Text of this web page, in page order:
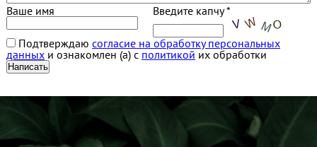
Ваше имя Введите капчу *
Подтверждаю согласие на обработку персональных
данныхи ознакомлен (а) с политикой их обработки